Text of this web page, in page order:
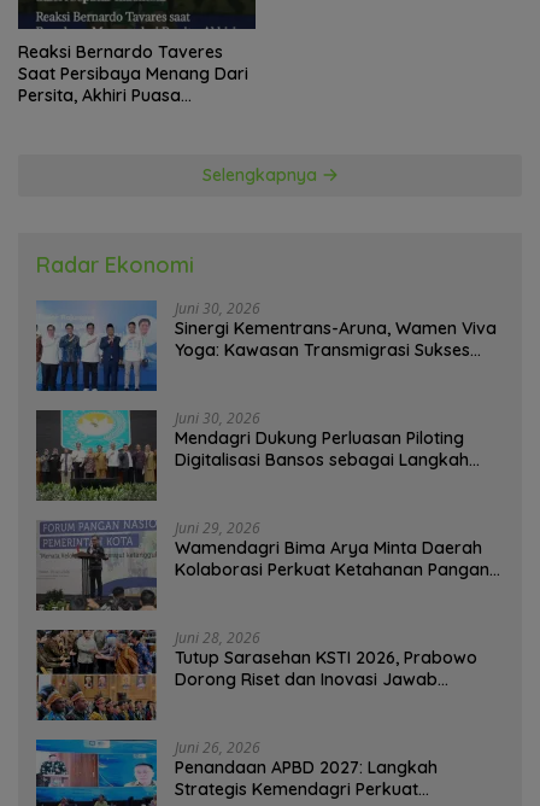
Reaksi Bernardo Taveres
Saat Persibaya Menang Dari
Persita, Akhiri Puasa
Selengkapnya
Radar Ekonomi
Juni 30, 2026
Sinergi Kementrans-Aruna, Wamen Viva
Yoga: Kawasan Transmigrasi Sukses
Juni 30, 2026
Mendagri Dukung Perluasan Piloting
Digitalisasi Bansos sebagai Langkah
Juni 29, 2026
Wamendagri Bima Arya Minta Daerah
Kolaborasi Perkuat Ketahanan Pangan
Juni 28, 2026
Tutup Sarasehan KSTI 2026, Prabowo
Dorong Riset dan Inovasi Jawab
Juni 26, 2026
Penandaan APBD 2027: Langkah
Strategis Kemendagri Perkuat